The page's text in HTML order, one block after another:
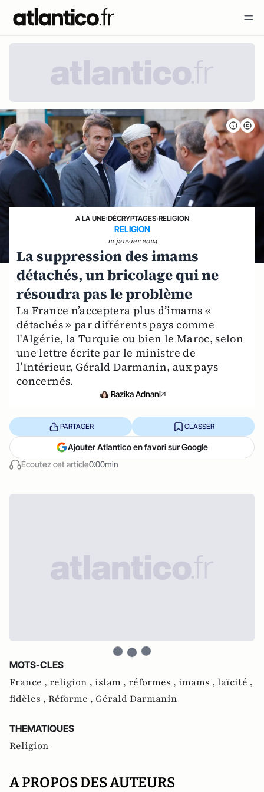
A LA UNE›DÉCRYPTAGES›RELIGION
RELIGION
12 janvier 2024
La suppression des imams
détachés, un bricolage qui ne
résoudra pas le problème
La France n’acceptera plus d’imams «
détachés » par différents pays comme
l'Algérie, la Turquie ou bien le Maroc, selon
une lettre écrite par le ministre de
l’Intérieur, Gérald Darmanin, aux pays
concernés.
Razika Adnani
Écoutez cet article0:00min
PARTAGER CLASSER
Ajouter Atlantico en favori sur Google
MOTS-CLES
France , religion , islam , réformes , imams , laïcité ,
fidèles , Réforme , Gérald Darmanin
THEMATIQUES
Religion
A PROPOS DES AUTEURS